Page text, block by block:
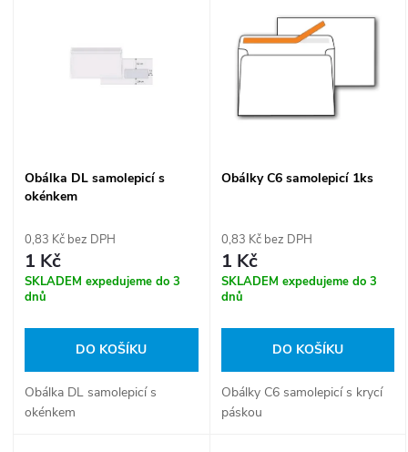
p
o
d
u
k
s
o
u
Obálka DL samolepicí s
okénkem
0,83 Kč bez DPH
1 Kč
SKLADEM expedujeme do 3
dnů
DO KOŠÍKU
Obálka DL samolepicí s
okénkem
Obálky C6 samolepicí 1ks
0,83 Kč bez DPH
1 Kč
SKLADEM expedujeme do 3
dnů
DO KOŠÍKU
Obálky C6 samolepicí s krycí
páskou